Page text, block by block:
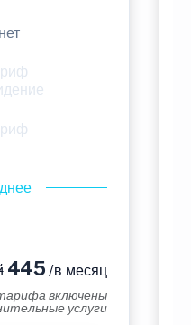
445 /в месяц
включены
услуги